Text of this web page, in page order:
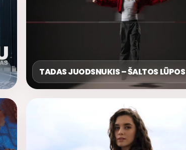
TADAS JUODSNUKIS – ŠALTOS LŪPOS